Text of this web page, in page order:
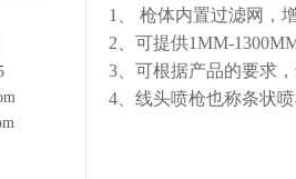
1、 枪体内置过滤网，
2、可提供1MM-
3、可根据产品的要求
4、线头喷枪也称条状